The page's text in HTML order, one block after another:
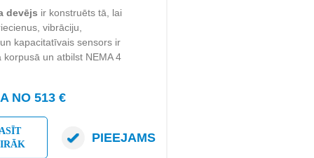
devējs ir konstruēts tā, lai
vibrāciju,
kapacitatīvais sensors ir
un atbilst NEMA 4
NO 513 €
PIEEJAMS